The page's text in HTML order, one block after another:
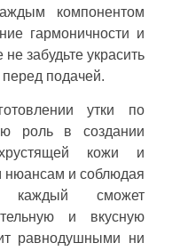
компонентом
гармоничности и
забудьте украсить
подачей.
утки по
роль в создании
кожи и
нюансам и соблюдая
каждый сможет
и вкусную
равнодушными ни